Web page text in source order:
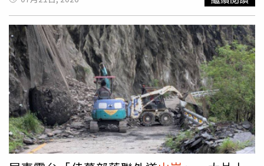
目前因健康因素在醫院接受羈押。至於羅慕德茲，監察專員
辦公室已將他列為弊案核心人物，預料將面臨洗錢及掠奪國
家資產等多項罪名。不過，羅慕德茲否認所有指控，並表示
辭去眾議院議長職務，是希望讓司法機關不受政治影響，依
法調查案件。除了反貪腐之外，小馬可仕也提出未來兩年的
施政重點，包括推動減稅措施，擴大個人所得稅免稅範圍、
降低部分勞工稅負、取消中小企業最低所得稅制度、研議稅
務特赦方案，並要求國會儘速完成相關法案，希望減輕家庭
及企業負擔，刺激投資與經濟成長。爆炸警戒、彈劾風波與
反貪改革交織，小馬可仕在任內倒數第二次國情咨文宣示改
革決心。面對中東戰事再度升溫，小馬可仕表示，政府將持
續維持國家能源緊急措施，確保燃料、糧食及農產品供應穩
官方公布的資訊顯示，目前搜救工作還在持續進行當中，但
仍有超過18人可能受困於隧道內，實際受困人數有待確認。
初步調查指出，隧道內發生山崩後，大量土石堵塞通道，導
致多名工人受困。更棘手的是，事故現場疑似發生甲烷外
洩，造成隧道內充滿有毒氣體，使救援人員無法安全進入受
困區域，大幅增加搜救難度。事故發生後，警消曾兩度在未
配戴防護裝備的情況下嘗試進入隧道，但由於現場環境過於
危險，皆被迫中途折返。官員指出目前隧道內甲烷濃度依舊
過高，救援人員至今無法抵達受困工人的所在位置，因此無
法掌握受困者的實際狀況，官方也無法確認山崩發生的原
因。根據成功逃生的工人描述，事故發生前，隧道內曾傳出
一聲巨大、宛如爆炸般的巨響，眾人立即向外逃生，但仍有